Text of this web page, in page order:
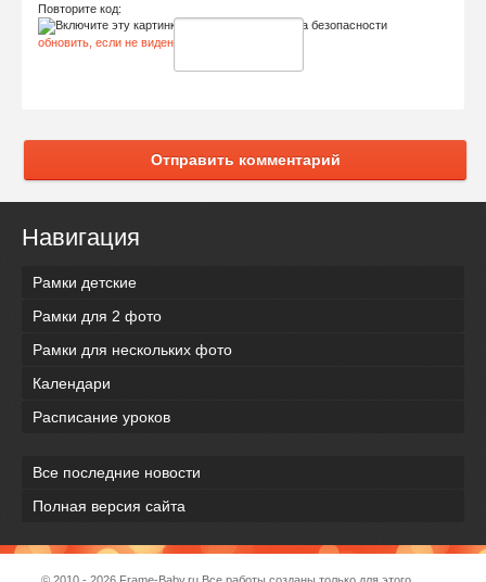
Повторите код:
обновить, если не виден код
Отправить комментарий
Навигация
Рамки детские
Рамки для 2 фото
Рамки для нескольких фото
Календари
Расписание уроков
Все последние новости
Полная версия сайта